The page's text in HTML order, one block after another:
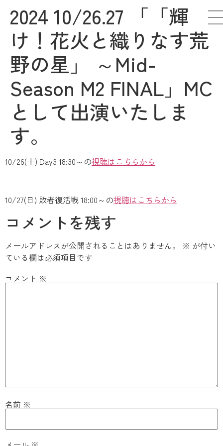
2024 10/26.27 「「輝
け！花火と織りなす荒
野の星」 ～Mid-
Season M2 FINAL」MC
として出演いたしま
す。
10/26(土) Day3 18:30～の視聴はこちらから
10/27(日) 敗者復活戦 18:00～の視聴はこちらから
コメントを残す
メールアドレスが公開されることはありません。 ※ が付い
ている欄は必須項目です
コメント ※
名前 ※